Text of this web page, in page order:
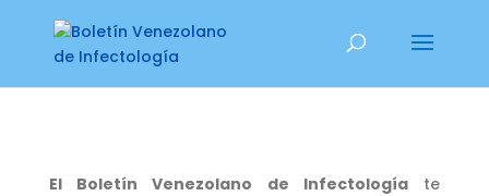
El Boletín Venezolano de Infectologíate